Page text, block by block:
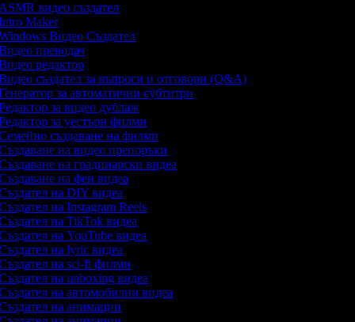
видео създател
Maker
Видео Създател
преводач
редактор
създател за въпроси и отговори (Q&A)
за автоматични субтитри
за видео дублаж
за уестърн филми
създаване на филми
на видео препоръки
на градинарски видеа
на фен видеа
на DIY видеа
на Instagram Reels
на TikTok видеа
на YouTube видеа
на lyric видеа
на sci-fi филми
на unboxing видеа
на автомобилни видеа
на анимации